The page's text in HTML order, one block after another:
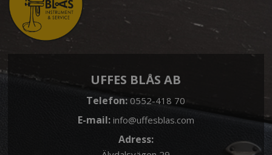
UFFES BLÅS AB
Telefon:0552-418 70
E-mail: info@uffesblas.com
Adress: